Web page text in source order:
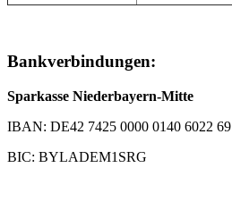
Bankverbindungen:
Sparkasse Niederbayern-Mitte
IBAN: DE42 7425 0000 0140 6022 69
BIC: BYLADEM1SRG